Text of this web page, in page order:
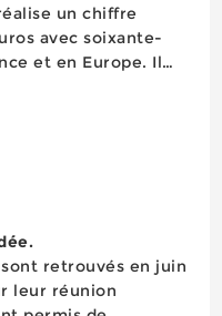
un chiffre
avec soixante-
et en Europe. Il
retrouvés en juin
leur réunion